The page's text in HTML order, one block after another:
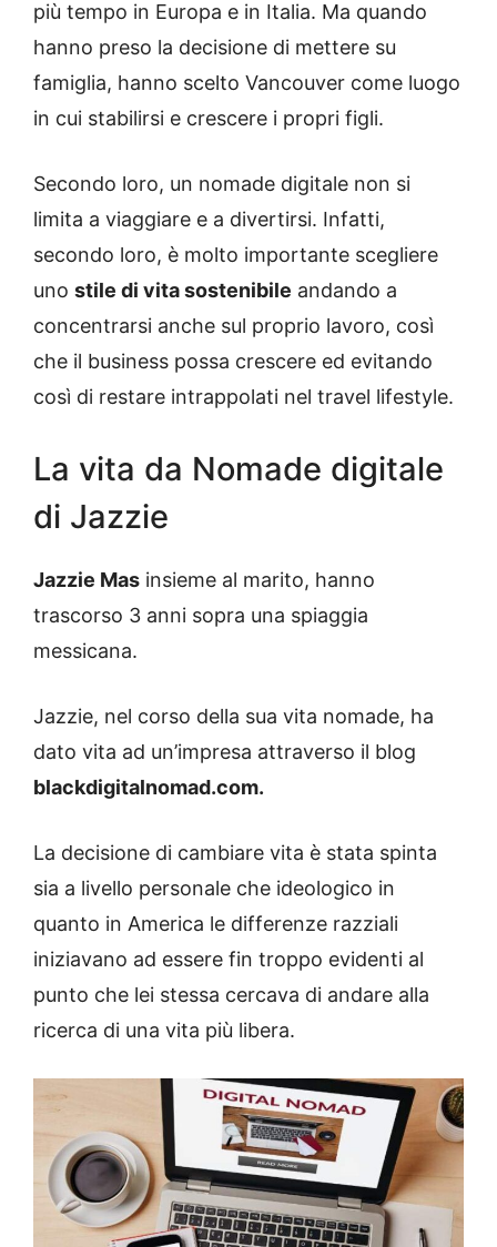
più tempo in Europa e in Italia. Ma quando
hanno preso la decisione di mettere su
famiglia, hanno scelto Vancouver come luogo
in cui stabilirsi e crescere i propri figli.
Secondo loro, un nomade digitale non si
limita a viaggiare e a divertirsi. Infatti,
secondo loro, è molto importante scegliere
uno stile di vita sostenibile andando a
concentrarsi anche sul proprio lavoro, così
che il business possa crescere ed evitando
così di restare intrappolati nel travel lifestyle.
La vita da Nomade digitale
di Jazzie
Jazzie Mas insieme al marito, hanno
trascorso 3 anni sopra una spiaggia
messicana.
Jazzie, nel corso della sua vita nomade, ha
dato vita ad un’impresa attraverso il blog
blackdigitalnomad.com.
La decisione di cambiare vita è stata spinta
sia a livello personale che ideologico in
quanto in America le differenze razziali
iniziavano ad essere fin troppo evidenti al
punto che lei stessa cercava di andare alla
ricerca di una vita più libera.